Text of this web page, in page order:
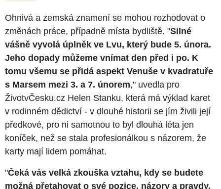
Ohnivá a zemská znamení se mohou rozhodovat o
změnách práce, případně místa bydliště. "Silné
vášně vyvolá úplněk ve Lvu, který bude 5. února.
Jeho dopady můžeme vnímat den před i po. K
tomu všemu se přidá aspekt Venuše v kvadratuře
s Marsem mezi 3. a 7. únorem," uvedla pro
ŽivotvČesku.cz Helen Stanku, která má výklad karet
v rodinném dědictví - v dlouhé historii se jím živili její
předkové, pro ni samotnou to byl dlouhá léta jen
koníček, než se stala profesionálkou s názorem, že
karty mají lidem pomáhat.
"Čeká vás velká zkouška vztahu, kdy se budete
možná přetahovat o své pozice, názory a pravdy.